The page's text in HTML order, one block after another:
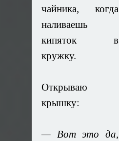
чайника, когда
наливаешь
кипяток в
кружку.
Открываю
крышку:
— Вот это да,